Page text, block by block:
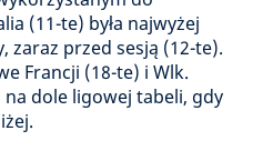
(11-te) była najwyżej
zaraz przed sesją (12-te).
Francji (18-te) i Wlk.
dole ligowej tabeli, gdy